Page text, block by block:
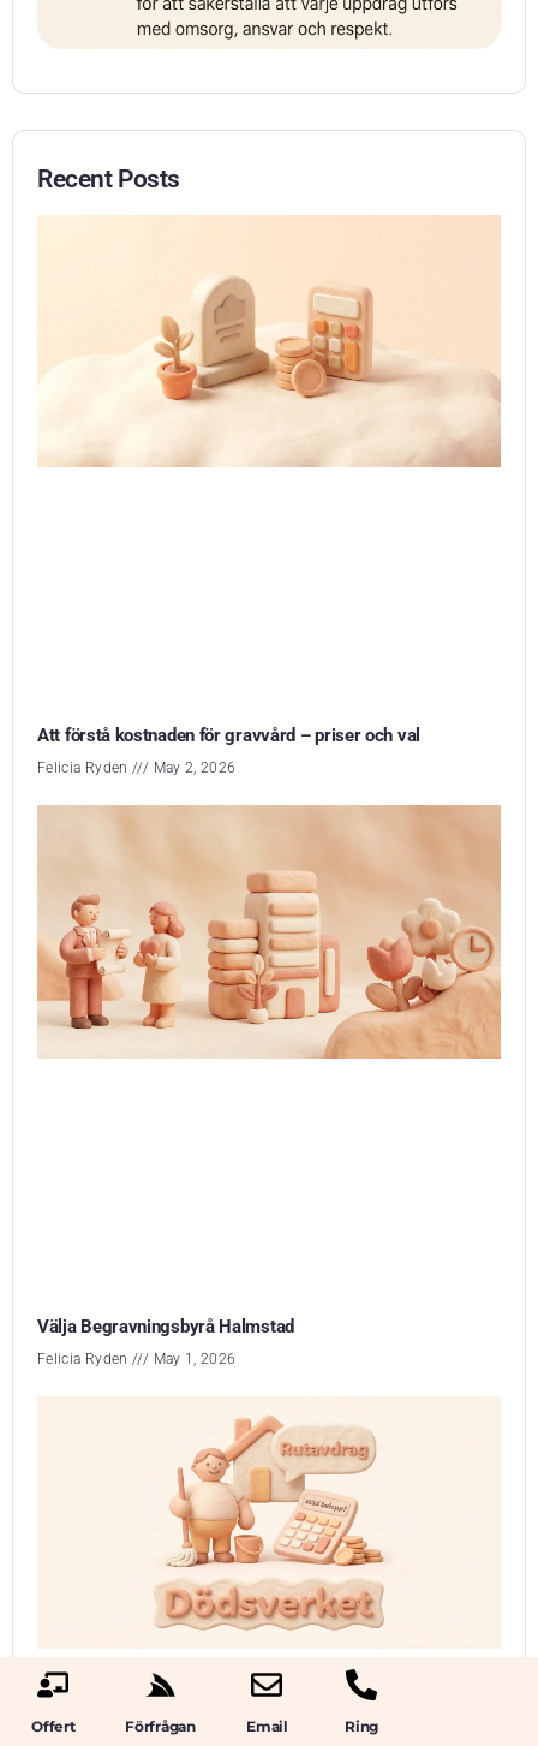
Recent Posts
Att förstå kostnaden för gravvård – priser och val
Felicia Ryden May 2, 2026
Välja Begravningsbyrå Halmstad
Felicia Ryden May 1, 2026
Offert Förfrågan Email Ring